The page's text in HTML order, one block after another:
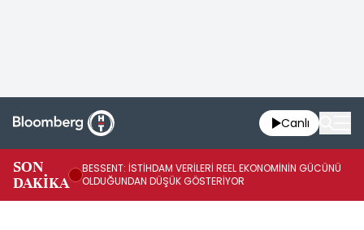
Canlı
SON
DAKİKA
BESSENT: İSTİHDAM VERİLERİ REEL EKONOMİNİN GÜCÜNÜ
OLDUĞUNDAN DÜŞÜK GÖSTERİYOR